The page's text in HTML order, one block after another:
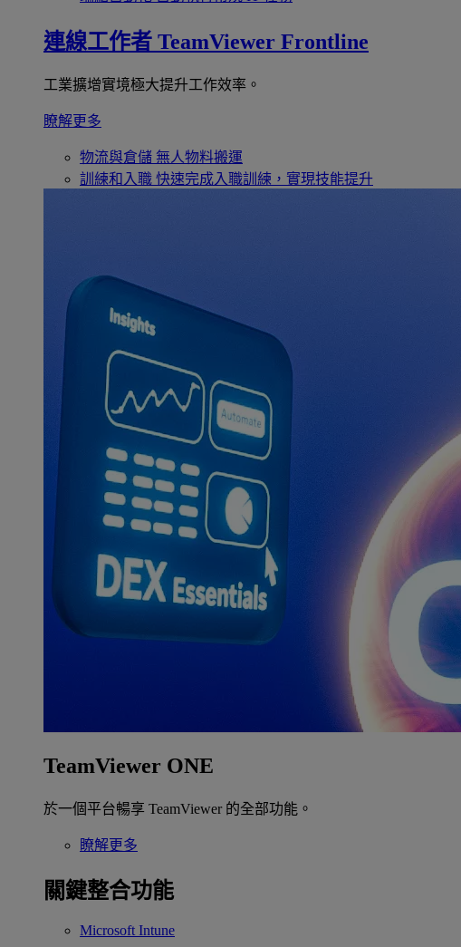
連線工作者 TeamViewer Frontline
工業擴增實境極大提升工作效率。
瞭解更多
物流與倉儲 無人物料搬運
訓練和入職 快速完成入職訓練，實現技能提升
TeamViewer ONE
於一個平台暢享 TeamViewer 的全部功能。
瞭解更多
關鍵整合功能
Microsoft Intune